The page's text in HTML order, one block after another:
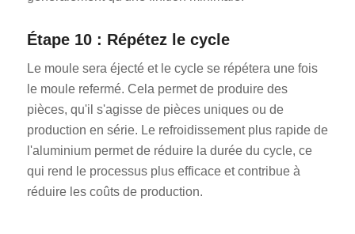
Étape 10 : Répétez le cycle
Le moule sera éjecté et le cycle se répétera une fois
le moule refermé. Cela permet de produire des
pièces, qu'il s'agisse de pièces uniques ou de
production en série. Le refroidissement plus rapide de
l'aluminium permet de réduire la durée du cycle, ce
qui rend le processus plus efficace et contribue à
réduire les coûts de production.